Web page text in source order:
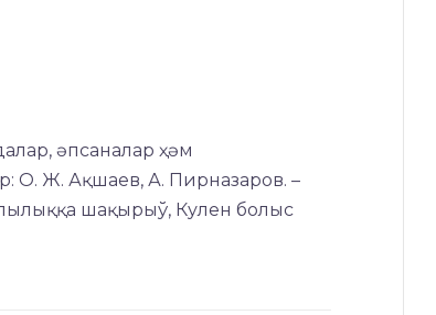
әпсаналар ҳәм
О. Ж. Ақшаев, А. Пирназаров. –
шақырыў, Кулен болыс